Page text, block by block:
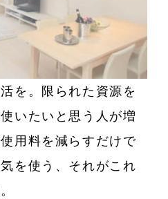
を。限られた資源を
いたいと思う人が増
用料を減らすだけで
を使う、それがこれ